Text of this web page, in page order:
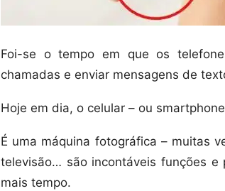
Foi-se o tempo em que os
chamadas e enviar mensagens de
Hoje em dia, o celular – ou
É uma máquina fotográfica – muitas
televisão… são incontáveis funções
mais tempo.